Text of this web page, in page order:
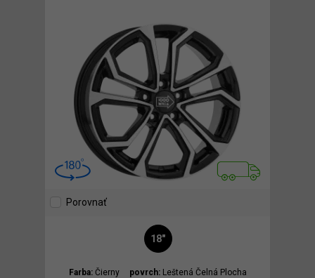
Porovnať
18"
Farba: Čierny povrch: Leštená Čelná Plocha